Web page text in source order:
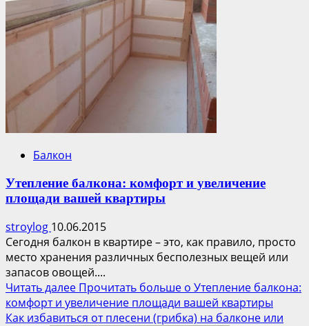
Балкон
Утепление балкона: комфорт и увеличение
площади вашей квартиры
stroylog 10.06.2015
Сегодня балкон в квартире – это, как правило, просто
место хранения различных бесполезных вещей или
запасов овощей....
Читать далее Прочитать больше о Утепление балкона:
комфорт и увеличение площади вашей квартиры
Как избавиться от плесени (грибка) на балконе или